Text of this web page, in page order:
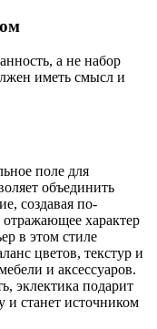
а не набор
иметь смысл и
поле для
объединить
создавая по-
характер
в этом стиле
цветов, текстур и
и аксессуаров.
эклектика подарит
станет источником